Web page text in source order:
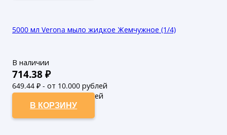
5000 мл Verona мыло жидкое Жемчужное (1/4)
В наличии
714.38₽
649.44 ₽ - от 10.000 рублей
590.4₽ - от 50.000 рублей
В КОРЗИНУ